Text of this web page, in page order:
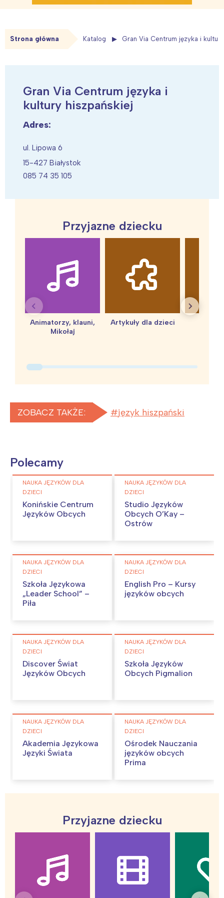
Strona główna Katalog Gran Via Centrum języka i
Gran Via Centrum języka i
kultury hiszpańskiej
Adres:
ul. Lipowa 6
15-427 Białystok
085 74 35 105
Przyjazne dziecku
Animatorzy, klauni,
Mikołaj
Artykuły dla dzieci
ZOBACZ TAKŻE: język hiszpański
Polecamy
NAUKA JĘZYKÓW DLA
DZIECI
Konińskie Centrum
Języków Obcych
NAUKA JĘZYKÓW DLA
DZIECI
Studio Języków
Obcych O’Kay –
Ostrów
NAUKA JĘZYKÓW DLA
DZIECI
Szkoła Językowa
„Leader School” –
Piła
NAUKA JĘZYKÓW DLA
DZIECI
English Pro – Kursy
języków obcych
NAUKA JĘZYKÓW DLA
DZIECI
Discover Świat
Języków Obcych
NAUKA JĘZYKÓW DLA
DZIECI
Szkoła Języków
Obcych Pigmalion
NAUKA JĘZYKÓW DLA
DZIECI
Akademia Językowa
Języki Świata
NAUKA JĘZYKÓW DLA
DZIECI
Ośrodek Nauczania
języków obcych
Prima
Przyjazne dziecku